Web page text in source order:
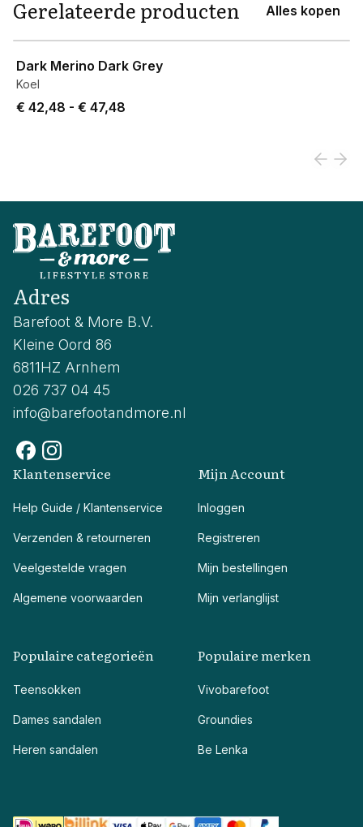
Gerelateerde producten Alles kopen
Dark Merino Dark Grey
Koel
Price from € 42,48 to € 47,48.
€ 42,48 - € 47,48
Adres
Barefoot & More B.V.
Kleine Oord 86
6811HZ Arnhem
026 737 04 45
info@barefootandmore.nl
Klantenservice
Help Guide / Klantenservice
Verzenden & retourneren
Veelgestelde vragen
Algemene voorwaarden
Mijn Account
Inloggen
Registreren
Mijn bestellingen
Mijn verlanglijst
Populaire categorieën
Teensokken
Dames sandalen
Heren sandalen
Populaire merken
Vivobarefoot
Groundies
Be Lenka